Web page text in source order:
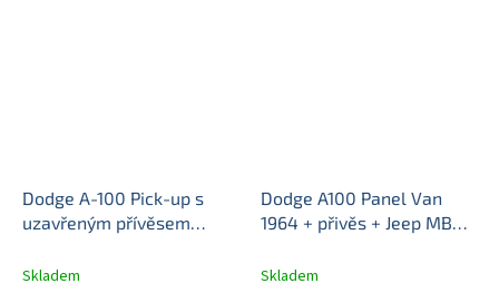
Dodge A-100 Pick-up s
uzavřeným přívěsem
Lightning
Skladem
Dodge A100 Panel Van
1964 + přivěs + Jeep MB
Dodge A100 Panel Van +
Skladem